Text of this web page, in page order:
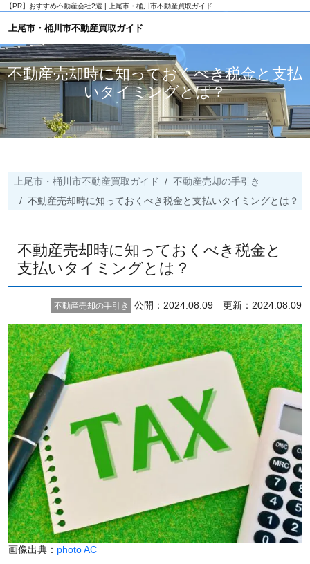
【PR】 おすすめ不動産会社2選 | 上尾市・桶川市不動産買取ガイド
上尾市・桶川市不動産買取ガイド
不動産売却時に知っておくべき税金と支払
いタイミングとは？
上尾市・桶川市不動産買取ガイド
不動産売却の手引き
不動産売却時に知っておくべき税金と支払いタイミングとは？
不動産売却時に知っておくべき税金と
支払いタイミングとは？
不動産売却の手引き 公開：2024.08.09 更新：2024.08.09
画像出典： photo AC